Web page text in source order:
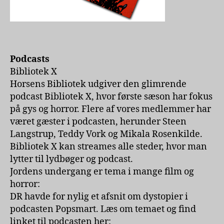
Podcasts
Bibliotek X
Horsens Bibliotek udgiver den glimrende
podcast Bibliotek X, hvor første sæson har fokus
på gys og horror. Flere af vores medlemmer har
været gæster i podcasten, herunder Steen
Langstrup, Teddy Vork og Mikala Rosenkilde.
Bibliotek X kan streames alle steder, hvor man
lytter til lydbøger og podcast.
Jordens undergang er tema i mange film og
horror:
DR havde for nylig et afsnit om dystopier i
podcasten Popsmart. Læs om temaet og find